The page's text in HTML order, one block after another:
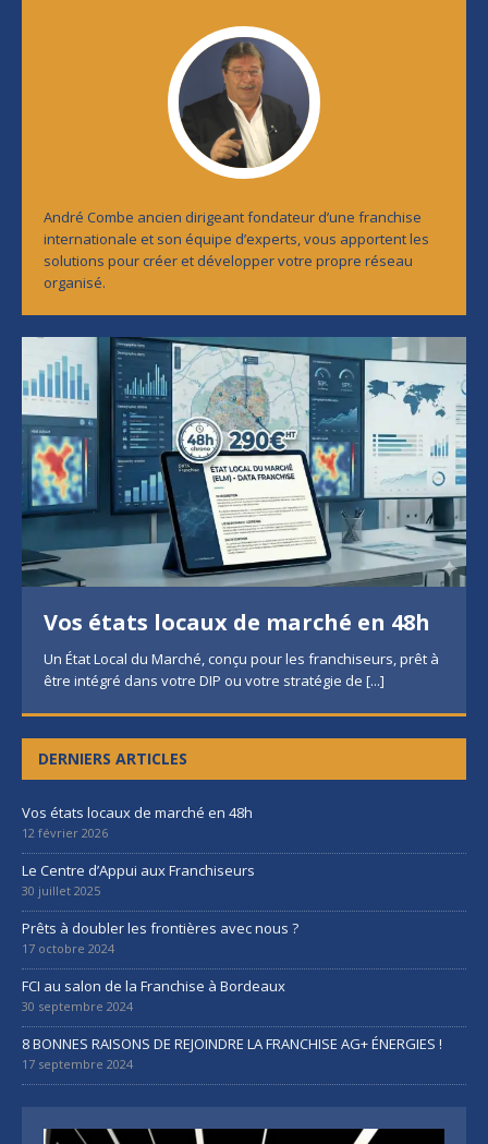
André Combe ancien dirigeant fondateur d’une franchise
internationale et son équipe d’experts, vous apportent les
solutions pour créer et développer votre propre réseau
organisé.
Vos états locaux de marché en 48h
Un État Local du Marché, conçu pour les franchiseurs, prêt à
être intégré dans votre DIP ou votre stratégie de [...]
DERNIERS ARTICLES
Vos états locaux de marché en 48h
12 février 2026
Le Centre d’Appui aux Franchiseurs
30 juillet 2025
Prêts à doubler les frontières avec nous ?
17 octobre 2024
FCI au salon de la Franchise à Bordeaux
30 septembre 2024
8 BONNES RAISONS DE REJOINDRE LA FRANCHISE AG+ ÉNERGIES !
17 septembre 2024